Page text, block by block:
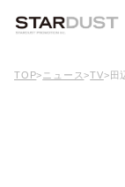
TOP> ニュース>TV>田